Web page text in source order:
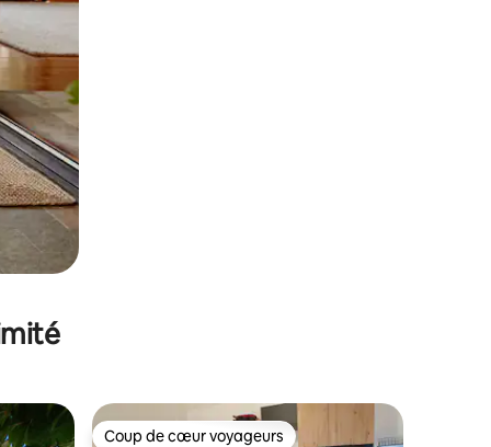
Coup de cœur voyageurs